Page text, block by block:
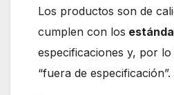
Los productos son de
cumplen con los
especificaciones y, por
“fuera de especificación”.